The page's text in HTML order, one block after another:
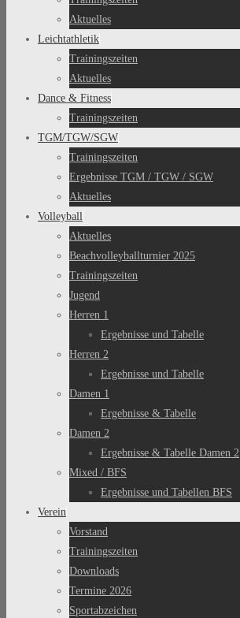
Aktuelles
Leichtathletik
Trainingszeiten
Aktuelles
Dance & Fitness
Trainingszeiten
TGM/TGW/SGW
Trainingszeiten
Ergebnisse TGM / TGW / SGW
Aktuelles
Volleyball
Aktuelles
Beachvolleyballturnier 2025
Trainingszeiten
Jugend
Herren 1
Ergebnisse und Tabelle
Herren 2
Ergebnisse und Tabelle
Damen 1
Ergebnisse & Tabelle
Damen 2
Ergebnisse & Tabelle Damen 2
Mixed / BFS
Ergebnisse und Tabellen BFS
Verein
Vorstand
Trainingszeiten
Downloads
Termine 2026
Sportabzeichen